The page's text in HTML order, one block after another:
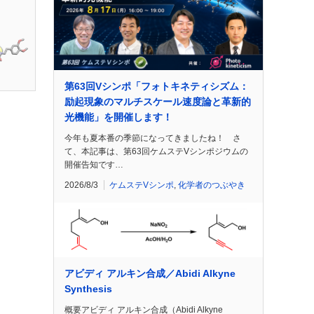
第63回Vシンポ「フォトキネティシズム：
励起現象のマルチスケール速度論と革新的
光機能」を開催します！
今年も夏本番の季節になってきましたね！ さ
て、本記事は、第63回ケムステVシンポジウムの
開催告知です…
2026/8/3 ケムステVシンポ, 化学者のつぶやき
アビディ アルキン合成／Abidi Alkyne
Synthesis
概要アビディ アルキン合成（Abidi Alkyne